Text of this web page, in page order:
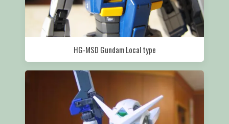
HG-MSD Gundam Local type